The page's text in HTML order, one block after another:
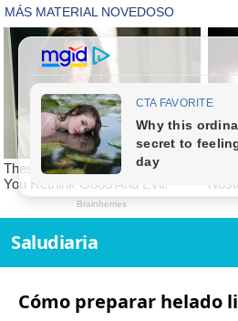
Saludiaria
Cómo preparar helado